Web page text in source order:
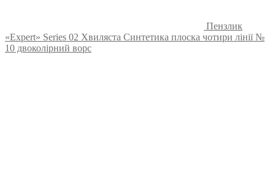
Пензлик
«Expert» Series 02 Хвиляста Синтетика плоска чотири лінії №
10 двоколірний ворс